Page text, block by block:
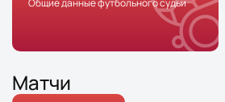
Общие данные футбольного судьи
Матчи